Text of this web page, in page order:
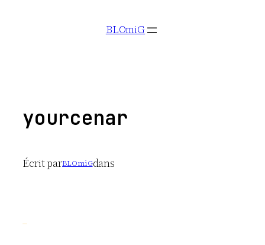
BLOmiG
yourcenar
Écrit parBLOmiGdans